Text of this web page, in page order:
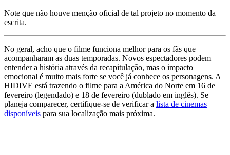
Note que não houve menção oficial de tal projeto no momento da
escrita.
No geral, acho que o filme funciona melhor para os fãs que
acompanharam as duas temporadas. Novos espectadores podem
entender a história através da recapitulação, mas o impacto
emocional é muito mais forte se você já conhece os personagens. A
HIDIVE está trazendo o filme para a América do Norte em 16 de
fevereiro (legendado) e 18 de fevereiro (dublado em inglês). Se
planeja comparecer, certifique-se de verificar a lista de cinemas
disponíveis para sua localização mais próxima.